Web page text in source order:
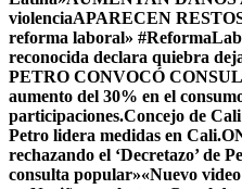
violenciaAPARECEN
reforma laboral»
reconocida declara quiebra
PETRO CONVOCÓ
aumento del 30% en el
participaciones.Concejo de
Petro lidera medidas en Cali.
rechazando el ‘Decretazo’ de
consulta popular»«Nuevo